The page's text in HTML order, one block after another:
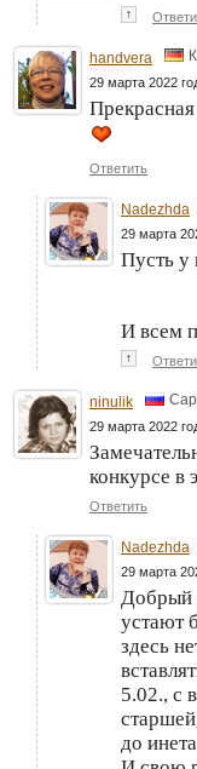
↑
handvera
29 марта 2022
Ответить
Nadezhda
29 марта
Пусть у
И всем
↑
ninulik
29 марта 2022
конкурсе в
Ответить
Nadezhda
29 марта
Добрый
устают
здесь
5.02., с
до